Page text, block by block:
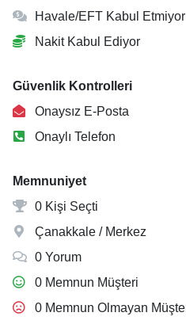
Havale/EFT Kabul Etmiyor
Nakit Kabul Ediyor
Güvenlik Kontrolleri
Onaysız E-Posta
Onaylı Telefon
Memnuniyet
0 Kişi Seçti
Çanakkale / Merkez
0 Yorum
0 Memnun Müşteri
0 Memnun Olmayan